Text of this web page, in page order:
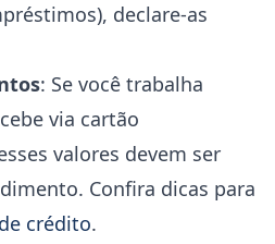
declare-as
: Se você trabalha
via cartão
valores devem ser
Confira dicas para
crédito.